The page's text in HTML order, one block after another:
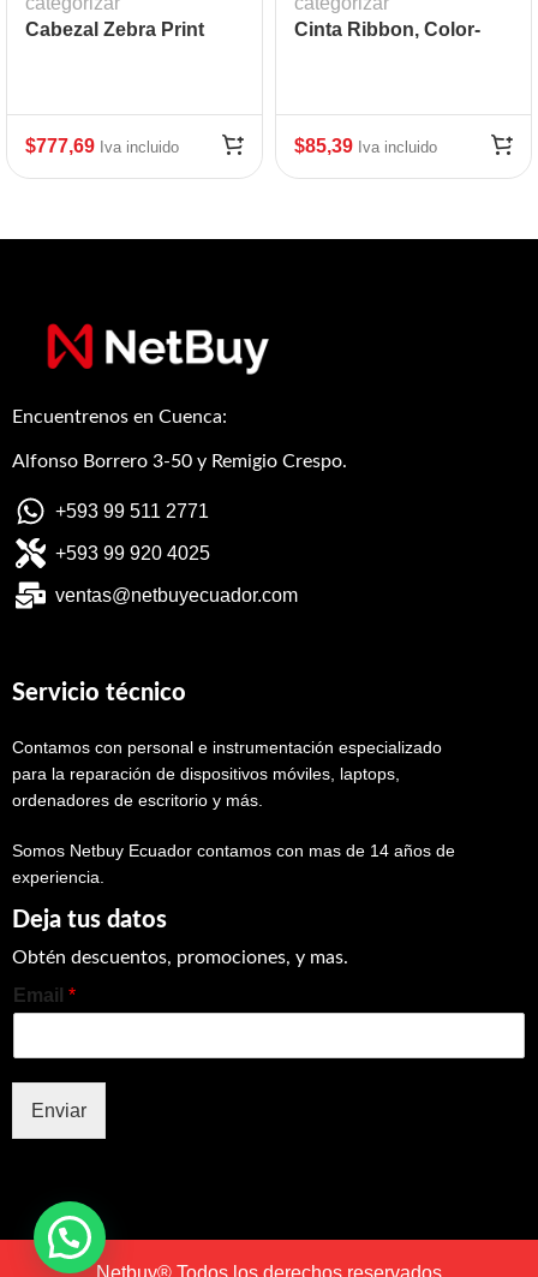
Cabezal Zebra Print
$777,69 Iva incluido
Cinta Ribbon, Color-
$85,39 Iva incluido
Encuentrenos en Cuenca:
Alfonso Borrero 3-50 y Remigio Crespo.
+593 99 511 2771
+593 99 920 4025
ventas@netbuyecuador.com
Servicio técnico
Contamos con personal e instrumentación especializado
para la reparación de dispositivos móviles, laptops,
ordenadores de escritorio y más.
Somos Netbuy Ecuador contamos con mas de 14 años de
experiencia.
Deja tus datos
Obtén descuentos, promociones, y mas.
Email *
Enviar